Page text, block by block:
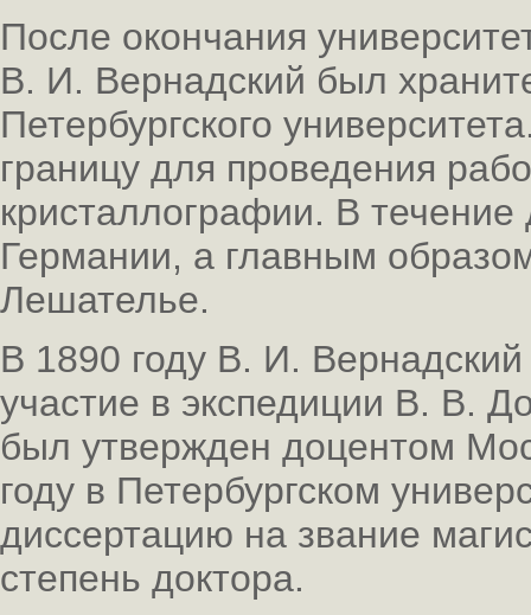
После окончания
В. И. Вернадский был
Петербургского
границу для проведения
кристаллографии. В
Германии, а главным
Лешателье.
В 1890 году В. И.
участие в экспедиции В. В.
был утвержден доцентом
году в Петербургском
диссертацию на звание
степень доктора.